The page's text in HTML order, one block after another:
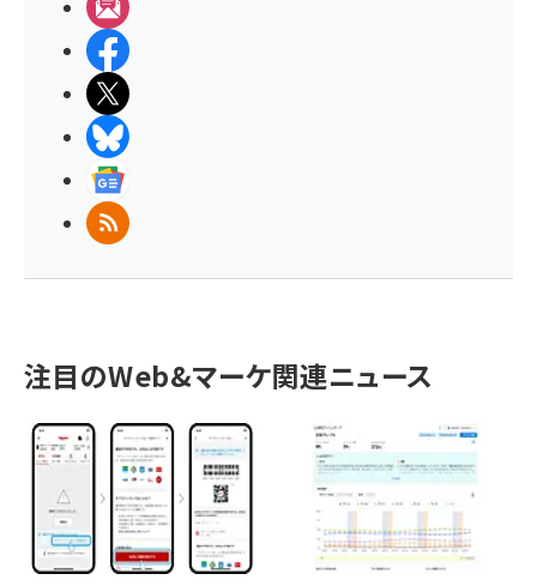
RSS
注目のWeb&マーケ関連ニュース